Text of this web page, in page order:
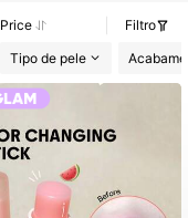
Price
Filtro
Tipo de pele